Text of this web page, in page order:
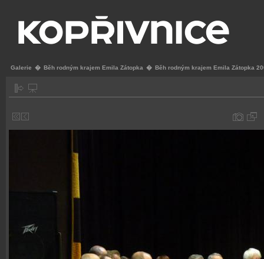
Galerie � Běh rodným krajem Emila Zátopka � Běh rodným krajem Emila Zátopka